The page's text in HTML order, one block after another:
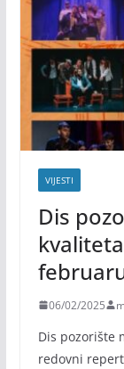
VIJESTI
Dis
06/02/2025
Dis pozorište
redovni